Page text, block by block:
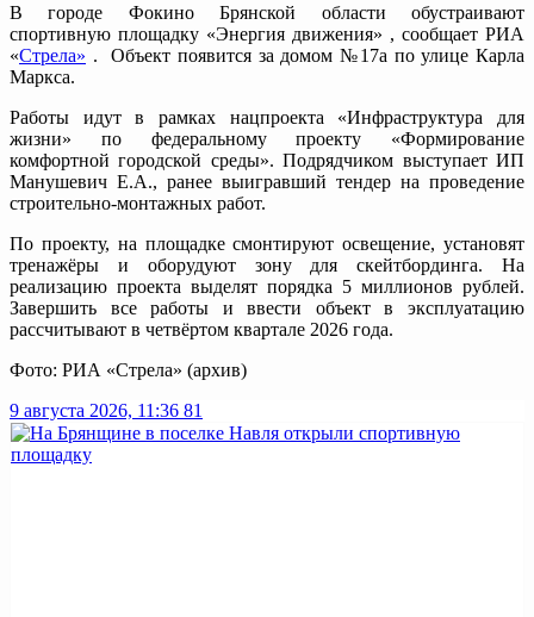
В городе Фокино Брянской области обустраивают
спортивную площадку «Энергия движения» , сообщает РИА
«Стрела» . Объект появится за домом №17а по улице Карла
Маркса.
Работы идут в рамках нацпроекта «Инфраструктура для
жизни» по федеральному проекту «Формирование
комфортной городской среды». Подрядчиком выступает ИП
Манушевич Е.А., ранее выигравший тендер на проведение
строительно-монтажных работ.
По проекту, на площадке смонтируют освещение, установят
тренажёры и оборудуют зону для скейтбординга. На
реализацию проекта выделят порядка 5 миллионов рублей.
Завершить все работы и ввести объект в эксплуатацию
рассчитывают в четвёртом квартале 2026 года.
Фото: РИА «Стрела» (архив)
9 августа 2026, 11:36 81